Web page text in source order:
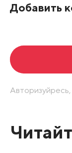
Добавить